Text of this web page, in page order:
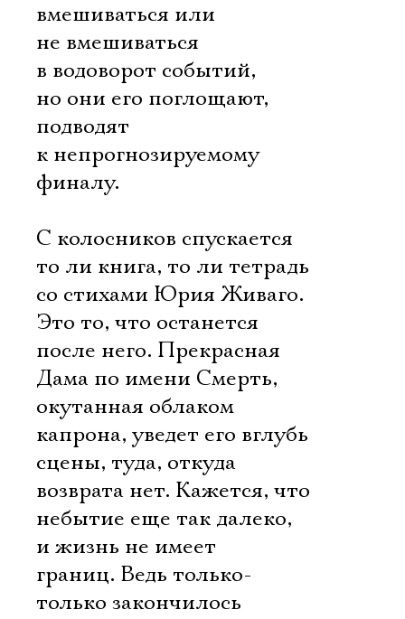
вмешиваться или
не вмешиваться
в водоворот событий,
но они его поглощают,
подводят
к непрогнозируемому
финалу.
С колосников спускается
то ли книга, то ли тетрадь
со стихами Юрия Живаго.
Это то, что останется
после него. Прекрасная
Дама по имени Смерть,
окутанная облаком
капрона, уведет его вглубь
сцены, туда, откуда
возврата нет. Кажется, что
небытие еще так далеко,
и жизнь не имеет
границ. Ведь только-
только закончилось